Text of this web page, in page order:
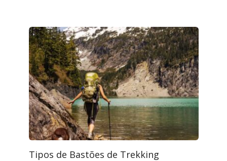
Tipos de Bastões de Trekking